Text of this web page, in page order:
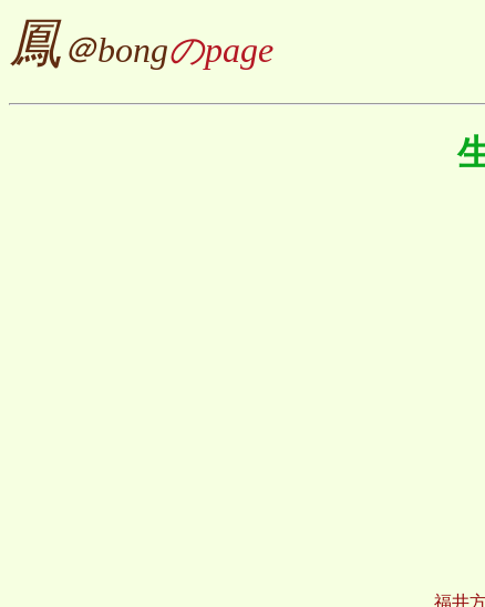
鳳＠bongのpage
福井